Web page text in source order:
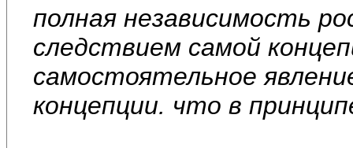
полная независимость
следствием самой
самостоятельное
концепции. что в